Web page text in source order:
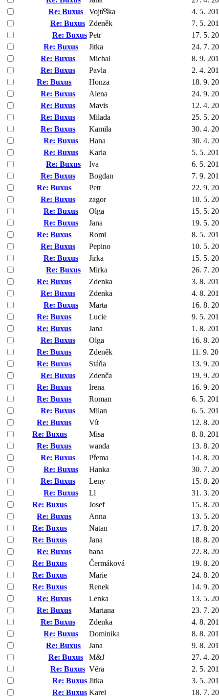
Re: Buxus
Vojtěška
4. 5.
Re: Buxus Zdeněk
7. 5.
Re: Buxus Petr
17. 5.
Re: Buxus
Jitka
24. 7.
Re: Buxus
Michal
8. 9.
Re: Buxus
Pavla
2. 4.
Re: Buxus
Honza
18. 9.
Re: Buxus
Alena
24. 9.
Re: Buxus
Mavis
12. 4.
Re: Buxus
Milada
25. 5.
Re: Buxus
Kamila
30. 4.
Re: Buxus
Hana
30. 4.
Re: Buxus
Karla
5. 5.
Re: Buxus
Iva
6. 5.
Re: Buxus
Bogdan
7. 9.
Re: Buxus
Petr
22. 9.
Re: Buxus
zagor
10. 5.
Re: Buxus
Olga
15. 5.
Re: Buxus
Jana
19. 5.
Re: Buxus
Romi
8. 5.
Re: Buxus
Pepino
10. 5.
Re: Buxus
Jirka
15. 5.
Re: Buxus
Mirka
26. 7.
Re: Buxus
Zdenka
3. 8.
Re: Buxus
Zdenka
4. 8.
Re: Buxus
Marta
16. 8.
Re: Buxus
Lucie
9. 5.
Re: Buxus
Jana
1. 8.
Re: Buxus
Olga
16. 8.
Re: Buxus
Zdeněk
11. 9.
Re: Buxus
Stáňa
13. 9.
Re: Buxus
Zdenča
19. 9.
Re: Buxus
Irena
16. 9.
Re: Buxus
Roman
6. 5.
Re: Buxus
Milan
6. 5.
Re: Buxus
Vít
12. 8.
Re: Buxus
Misa
8. 8.
Re: Buxus
wanda
13. 8.
Re: Buxus
Přema
14. 8.
Re: Buxus
Hanka
30. 7.
Re: Buxus
Leny
15. 8.
Re: Buxus
Ll
31. 3.
Re: Buxus
Josef
15. 8.
Re: Buxus
Anna
13. 5.
Re: Buxus
Natan
17. 8.
Re: Buxus
Jana
18. 8.
Re: Buxus
hana
22. 8.
Re: Buxus
Čermáková
19. 8.
Re: Buxus
Marie
24. 8.
Re: Buxus
Renek
14. 9.
Re: Buxus
Lenka
13. 5.
Re: Buxus
Mariana
23. 7.
Re: Buxus
Zdenka
4. 8.
Re: Buxus
Dominika
8. 8.
Re: Buxus
Jana
9. 8.
Re: Buxus
M&J
27. 4.
Re: Buxus Věra
2. 5.
Re: Buxus Jitka
3. 5.
Re: Buxus Karel
18. 7.